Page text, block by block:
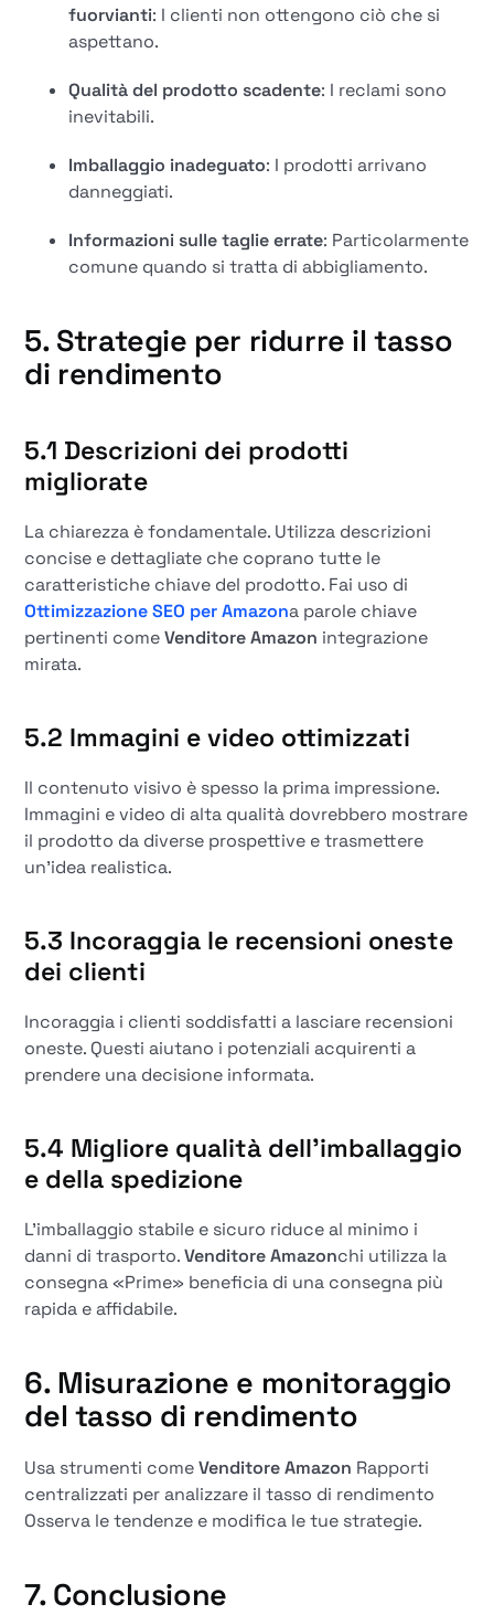
fuorvianti: I clienti non ottengono ciò che si
aspettano.
Qualità del prodotto scadente: I reclami sono
inevitabili.
Imballaggio inadeguato: I prodotti arrivano
danneggiati.
Informazioni sulle taglie errate: Particolarmente
comune quando si tratta di abbigliamento.
5. Strategie per ridurre il tasso
di rendimento
5.1 Descrizioni dei prodotti
migliorate
La chiarezza è fondamentale. Utilizza descrizioni
concise e dettagliate che coprano tutte le
caratteristiche chiave del prodotto. Fai uso di
Ottimizzazione SEO per Amazona parole chiave
pertinenti comeVenditore Amazon integrazione
mirata.
5.2 Immagini e video ottimizzati
Il contenuto visivo è spesso la prima impressione.
Immagini e video di alta qualità dovrebbero mostrare
il prodotto da diverse prospettive e trasmettere
un'idea realistica.
5.3 Incoraggia le recensioni oneste
dei clienti
Incoraggia i clienti soddisfatti a lasciare recensioni
oneste. Questi aiutano i potenziali acquirenti a
prendere una decisione informata.
5.4 Migliore qualità dell'imballaggio
e della spedizione
L'imballaggio stabile e sicuro riduce al minimo i
danni di trasporto.Venditore Amazonchi utilizza la
consegna «Prime» beneficia di una consegna più
rapida e affidabile.
6. Misurazione e monitoraggio
del tasso di rendimento
Usa strumenti comeVenditore Amazon Rapporti
centralizzati per analizzare il tasso di rendimento
Osserva le tendenze e modifica le tue strategie.
7. Conclusione